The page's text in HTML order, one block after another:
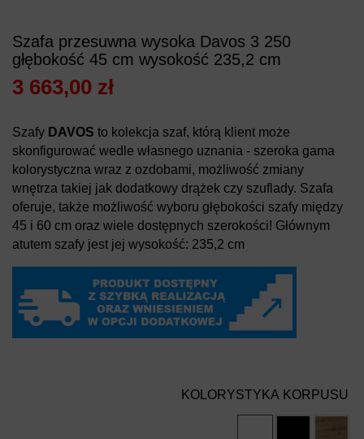
Szafa przesuwna wysoka Davos 3 250
głębokość 45 cm wysokość 235,2 cm
3 663,00 zł
Szafy DAVOS to kolekcja szaf, którą klient może
skonfigurować wedle własnego uznania - szeroka gama
kolorystyczna wraz z ozdobami, możliwość zmiany
wnętrza takiej jak dodatkowy drążek czy szuflady. Szafa
oferuje, także możliwość wyboru głębokości szafy między
45 i 60 cm oraz wiele dostępnych szerokości! Głównym
atutem szafy jest jej wysokość: 235,2 cm
KOLORYSTYKA KORPUSU